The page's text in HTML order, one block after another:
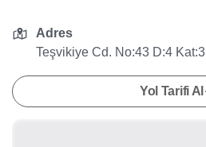
Adres
Teşvikiye Cd. No:43 D:4 Kat:3
Yol Tarifi Al